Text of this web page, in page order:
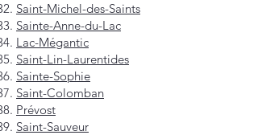
Saint-Michel-des-Saints
Sainte-Anne-du-Lac
Lac-Mégantic
Saint-Lin-Laurentides
Sainte-Sophie
Saint-Colomban
Prévost
Saint-Sauveur